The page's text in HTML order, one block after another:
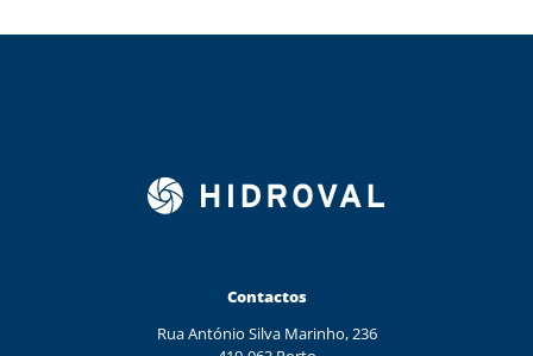
Contactos
Rua António Silva Marinho, 236